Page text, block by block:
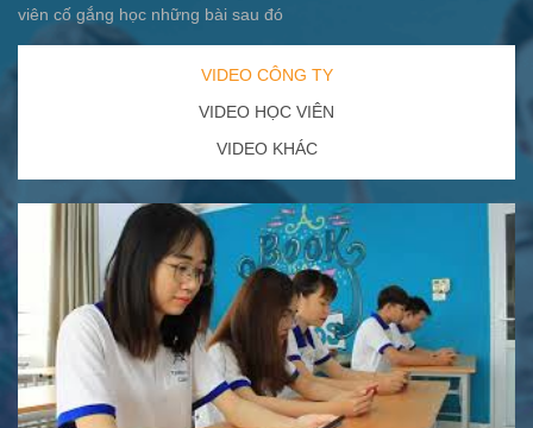
viên cố gắng học những bài sau đó
VIDEO CÔNG TY
VIDEO HỌC VIÊN
VIDEO KHÁC